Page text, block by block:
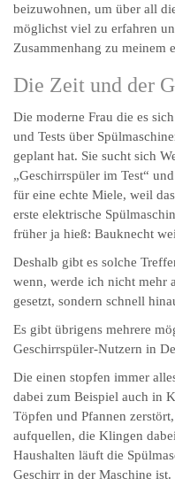
beizuwohnen, um über all
möglichst viel zu erfahren
Zusammenhang zu meinem
Die Zeit und der
Die moderne Frau die es
und Tests über
geplant hat. Sie sucht sich
„Geschirrspüler im Test“
für eine echte Miele, weil
erste elektrische
früher ja hieß: Bauknecht
Deshalb gibt es solche
wenn, werde ich nicht mehr
gesetzt, sondern schnell
Es gibt übrigens mehrere
Geschirrspüler-Nutzern in
Die einen stopfen immer
dabei zum Beispiel auch in
Töpfen und Pfannen
aufquellen, die Klingen
Haushalten läuft die
Geschirr in der Maschine ist.